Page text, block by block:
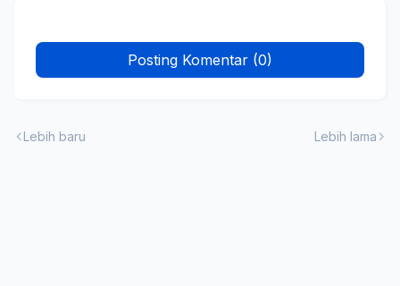
Posting Komentar (0)
Lebih baru Lebih lama